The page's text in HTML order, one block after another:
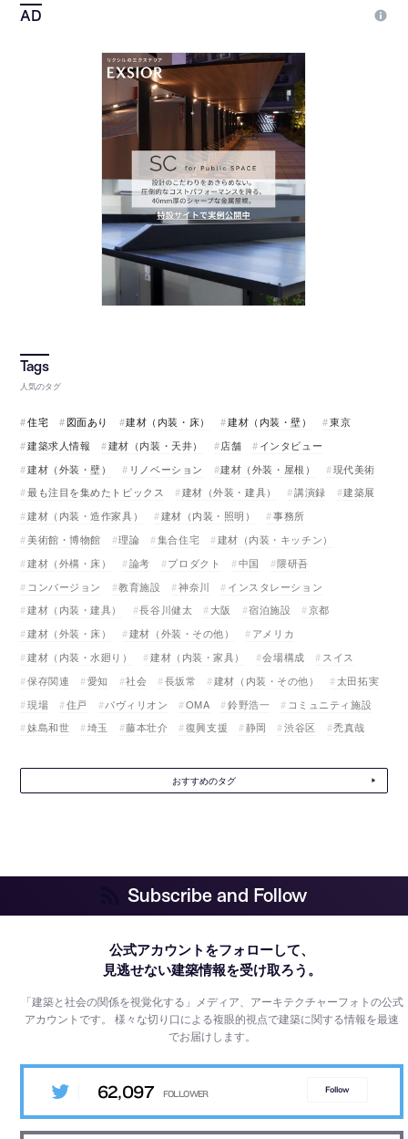
人気のタグ
住宅 図面あり 建材（内装・床） 建材（内装・壁）
東京
建築求人情報
建材（内装・天井） 店舗
インタビュー
建材（外装・壁）
リノベーション 建材（外装・屋根）
現代美術
最も注目を集めたトピックス
建材（外装・建具） 講演録
建築展
建材（内装・造作家具）
建材（内装・照明）
事務所
美術館・博物館
理論 集合住宅
建材（内装・キッチン）
建材（外構・床）
論考 プロダクト 中国
隈研吾
コンバージョン
教育施設 神奈川
インスタレーション
建材（内装・建具）
長谷川健太 大阪 宿泊施設
京都
建材（外装・床）
建材（外装・その他）
アメリカ
建材（内装・水廻り）
建材（内装・家具） 会場構成
スイス
保存関連
愛知 社会 長坂常 建材（内装・その他）
太田拓実
現場
住戸 パヴィリオン OMA 鈴野浩一
コミュニティ施設
妹島和世
埼玉 藤本壮介 復興支援 静岡 渋谷区 禿真哉
おすすめのタグ
Subscribe and Follow
公式アカウントをフォローして、
見逃せない建築情報を受け取ろう。
「建築と社会の関係を視覚化する」メディア、アーキテクチャーフォトの公式
アカウントです。様々な切り口による複眼的視点で建築に関する情報を最速
でお届けします。
62,097 Follow